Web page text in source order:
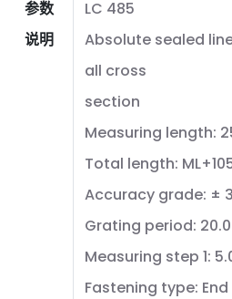
参数
说明
LC 485
Absolute sealed
all cross
section
Measuring length:
Total length:
Accuracy grade: ±
Grating period:
Measuring step 1:
Fastening type: